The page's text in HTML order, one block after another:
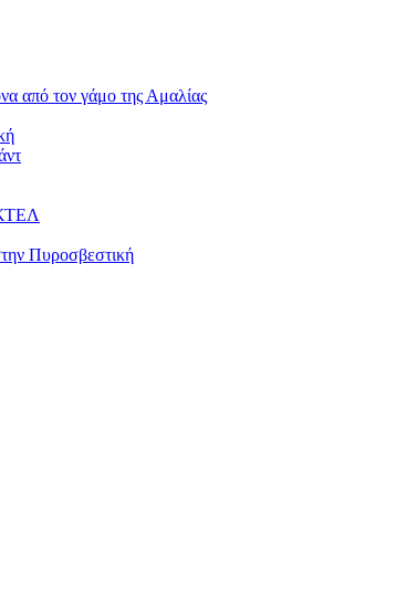
από τον γάμο της Αμαλίας
Πυροσβεστική